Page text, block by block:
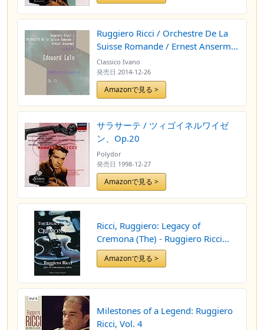
Ruggiero Ricci / Orchestre De La
Suisse Romande / Ernest Ansermet
Spielen: Edouard Lalo: Symphonie
Espagnole, OP. 21 (Live)
Classico Ivano
発売日 2014-12-26
Amazonで見る >
サラサーテ / ツィゴイネルワイゼ
ン、Op.20
Polydor
発売日 1998-12-27
Amazonで見る >
Ricci, Ruggiero: Legacy of
Cremona (The) - Ruggiero Ricci
Plays 18 Contemporary Violins
Amazonで見る >
Milestones of a Legend: Ruggiero
Ricci, Vol. 4